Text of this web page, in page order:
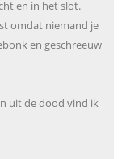
en in het slot.
omdat niemand je
en geschreeuw
uit de dood vind ik